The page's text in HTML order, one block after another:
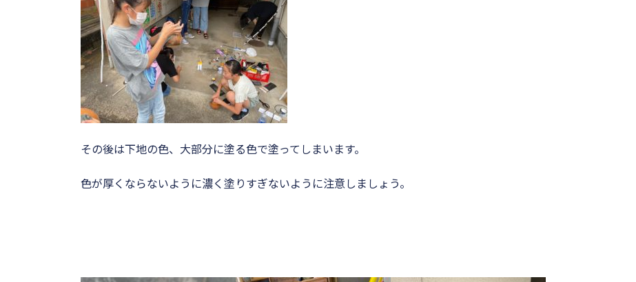
その後は下地の色、大部分に塗る色で塗ってしまいます。
色が厚くならないように濃く塗りすぎないように注意しましょう。